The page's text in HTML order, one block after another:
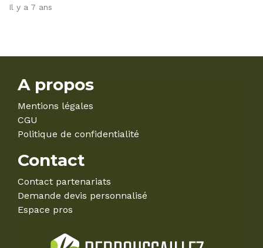
Il y a 7 ans
A propos
Mentions légales
CGU
Politique de confidentialité
Contact
Contact partenariats
Demande devis personnalisé
Espace pros